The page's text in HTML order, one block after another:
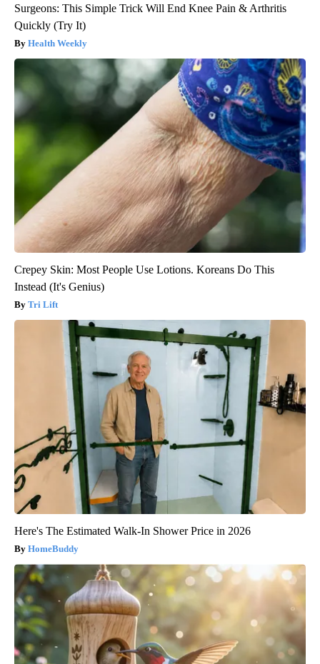
Surgeons: This Simple Trick Will End Knee Pain & Arthritis
Quickly (Try It)
Health Weekly
Crepey Skin: Most People Use Lotions. Koreans Do This
Instead (It's Genius)
Tri Lift
Here's The Estimated Walk-In Shower Price in 2026
HomeBuddy